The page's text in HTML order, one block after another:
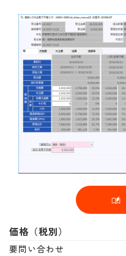
価格（税別）
要問い合わせ